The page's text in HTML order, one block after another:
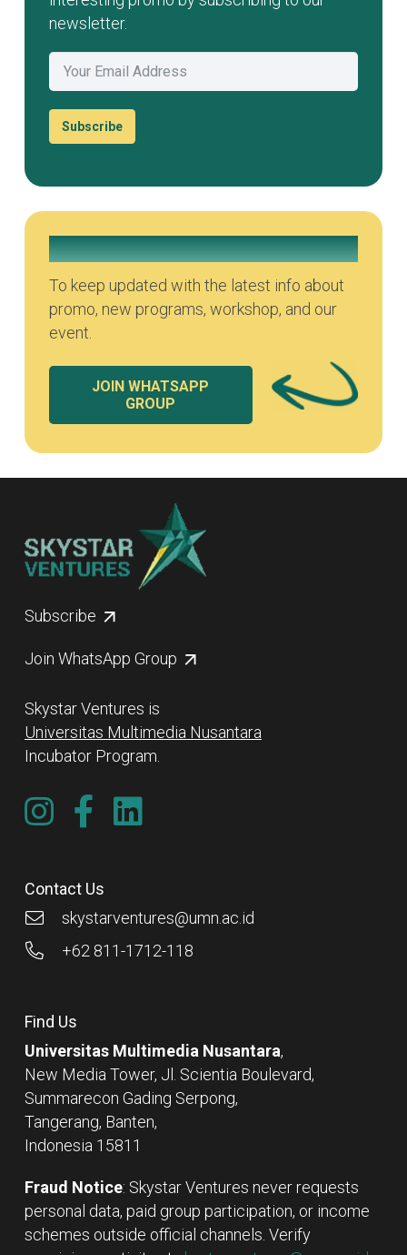
newsletter.
Subscribe
Join our Whatsapp Group
To keep updated with the latest info about
promo, new programs, workshop, and our
event.
JOIN WHATSAPP
GROUP
Subscribe
Join WhatsApp Group
Skystar Ventures is
Universitas Multimedia Nusantara
Incubator Program.
Contact Us
skystarventures@umn.ac.id
+62 811-1712-118
Find Us
Universitas Multimedia Nusantara,
New Media Tower, Jl. Scientia Boulevard,
Summarecon Gading Serpong,
Tangerang, Banten,
Indonesia 15811
Fraud Notice: Skystar Ventures never requests
personal data, paid group participation, or income
schemes outside official channels. Verify